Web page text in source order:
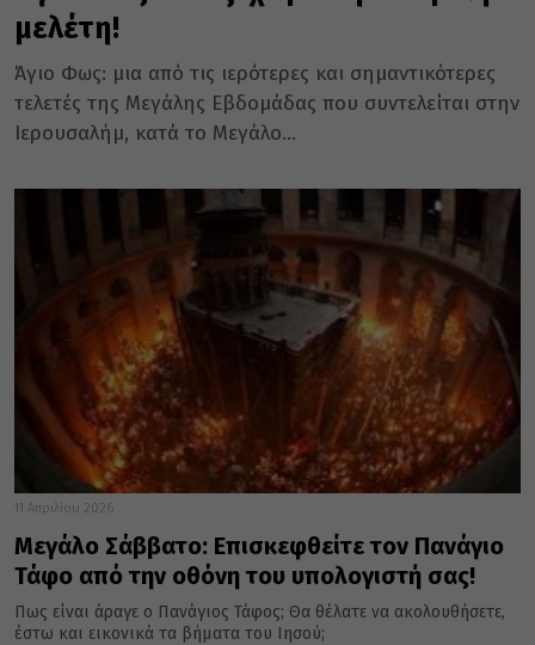
μελέτη!
Άγιο Φως: μια από τις ιερότερες και σημαντικότερες
τελετές της Μεγάλης Εβδομάδας που συντελείται στην
Ιερουσαλήμ, κατά το Μεγάλο...
11 Απριλίου 2026
Μεγάλο Σάββατο: Επισκεφθείτε τον Πανάγιο
Τάφο από την οθόνη του υπολογιστή σας!
Πως είναι άραγε ο Πανάγιος Τάφος; Θα θέλατε να ακολουθήσετε,
έστω και εικονικά τα βήματα του Ιησού;